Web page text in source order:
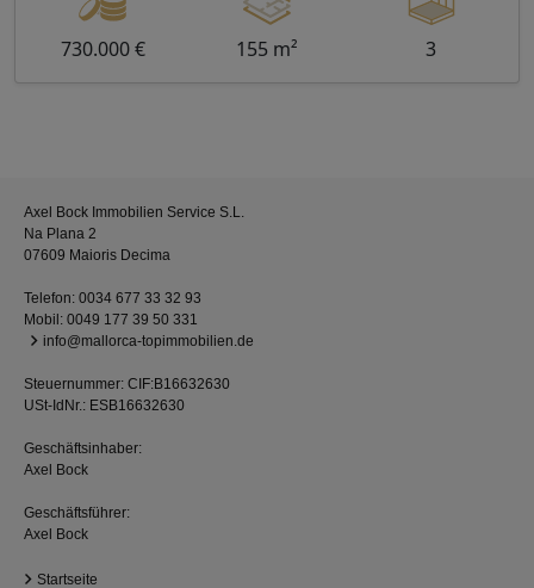
730.000 € 155 m² 3
Axel Bock Immobilien Service S.L.
Na Plana 2
07609 Maioris Decima
Telefon: 0034 677 33 32 93
Mobil: 0049 177 39 50 331
info@mallorca-topimmobilien.de
Steuernummer: CIF:B16632630
USt-IdNr.: ESB16632630
Geschäftsinhaber:
Axel Bock
Geschäftsführer:
Axel Bock
Startseite